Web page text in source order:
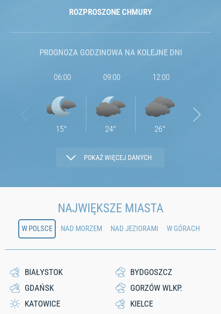
ROZPROSZONE CHMURY
06:00
15°
4.07
0
09:00
24°
5.81
12:00
26°
4.43
0
POKAŻ WIĘCEJ DANYCH
NAJWIĘKSZE MIASTA
W POLSCE NAD MORZEM NAD JEZIORAMI W GÓRACH
BIAŁYSTOK
BYDGOSZCZ
GDAŃSK
GORZÓW
KATOWICE
KIELCE